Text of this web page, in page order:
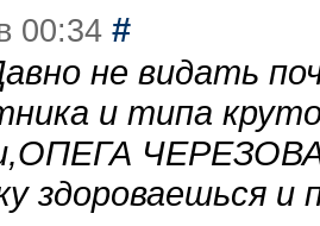
00:34 #
не видать
и типа
здороваешься